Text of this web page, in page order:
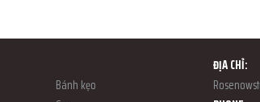
Bánh kẹo
ĐỊA CHỈ: